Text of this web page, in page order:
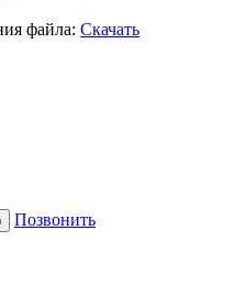
файла: Скачать
Позвонить